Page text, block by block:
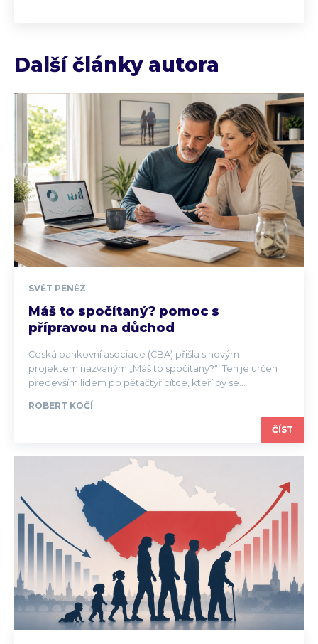
Další články autora
SVĚT PENĚZ
Máš to spočítaný? pomoc s
přípravou na důchod
Česká bankovní asociace (ČBA) přišla s novým
projektem nazvaným „Máš to spočítaný?“. Ten je určen
především lidem po pětačtyřicítce, kteří by se...
ROBERT KOČÍ
ČÍST